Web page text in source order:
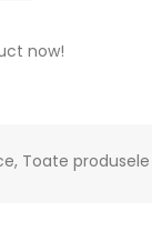
now!
, Toate produsele